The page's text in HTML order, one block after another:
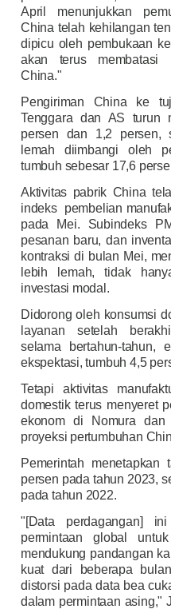
April menunjukkan
China telah kehilangan
dipicu oleh pembukaan
akan terus membatasi
China."
Pengiriman China ke
Tenggara dan AS turun
persen dan 1,2 persen,
lemah diimbangi oleh
tumbuh sebesar 17,6
Aktivitas pabrik China
indeks pembelian
pada Mei. Subindeks
pesanan baru, dan
kontraksi di bulan Mei,
lebih lemah, tidak
investasi modal.
Didorong oleh konsumsi
layanan setelah
selama bertahun-tahun,
ekspektasi, tumbuh 4,5
Tetapi aktivitas
domestik terus menyeret
ekonom di Nomura dan
proyeksi pertumbuhan
Pemerintah menetapkan
persen pada tahun 2023,
pada tahun 2022.
"[Data perdagangan]
permintaan global
mendukung pandangan
kuat dari beberapa
distorsi pada data bea
dalam permintaan asing,"